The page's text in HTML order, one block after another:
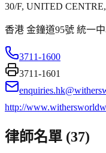
30/F, UNITED
香港 金鐘道95號 統一
3711-1600
3711-1601
http://
律師名單 (37)